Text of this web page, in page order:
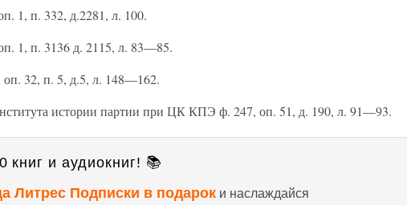
1, п. 332, д.2281, л. 100.
1, п. 3136 д. 2115, л. 83—85.
32, п. 5, д.5, л. 148—162.
истории партии при ЦК КПЭ ф. 247, оп. 51, д. 190, л. 91—93.
книг и аудиокниг! 📚
Литрес Подписки в подарок и наслаждайся